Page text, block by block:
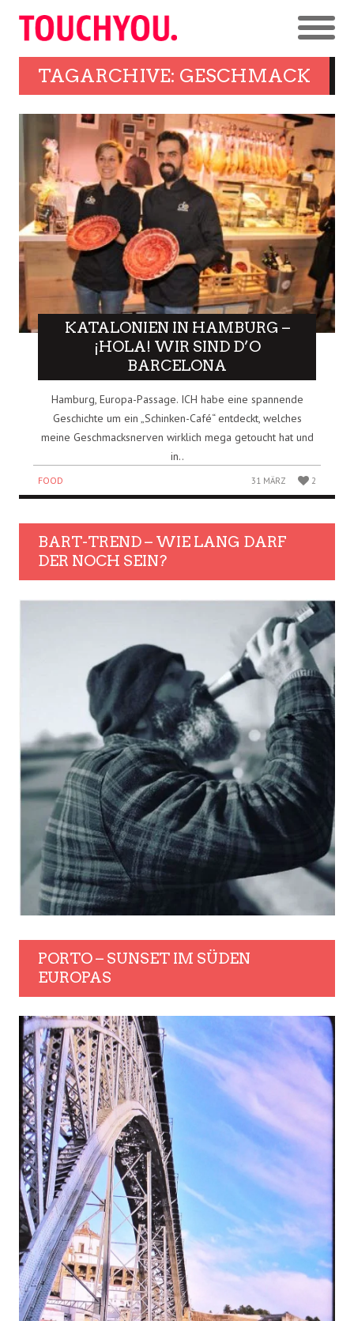
TAGARCHIVE: GESCHMACK
KATALONIEN IN HAMBURG –
¡HOLA! WIR SIND D’O
BARCELONA
Hamburg, Europa-Passage. ICH habe eine spannende
Geschichte um ein „Schinken-Café“ entdeckt, welches
meine Geschmacksnerven wirklich mega getoucht hat und
in..
FOOD 31 MÄRZ 2
BART-TREND – WIE LANG DARF
DER NOCH SEIN?
PORTO – SUNSET IM SÜDEN
EUROPAS